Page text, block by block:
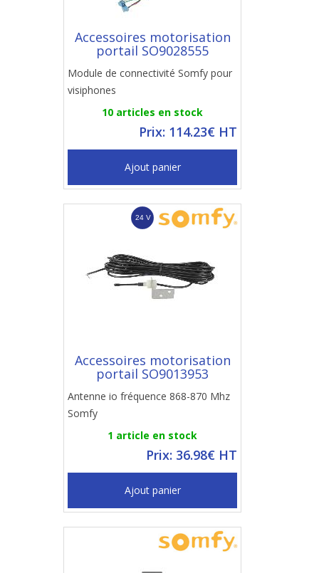
Accessoires motorisation
portail SO9028555
Module de connectivité Somfy pour
visiphones
10 articles en stock
Prix: 114.23€ HT
Ajout panier
Accessoires motorisation
portail SO9013953
Antenne io fréquence 868-870 Mhz
Somfy
1 article en stock
Prix: 36.98€ HT
Ajout panier